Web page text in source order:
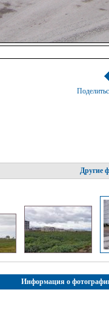
Другие
Информация о